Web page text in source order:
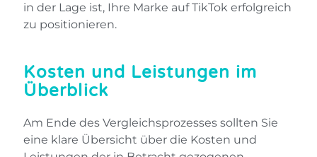
in der Lage ist, Ihre Marke auf TikTok erfolgreich
zu positionieren.
Kosten und Leistungen im
Überblick
Am Ende des Vergleichsprozesses sollten Sie
eine klare Übersicht über die Kosten und